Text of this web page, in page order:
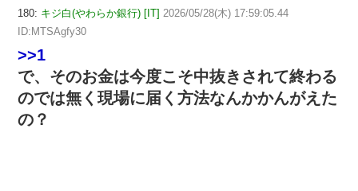
180: キジ白(やわらか銀行) [IT] 2026/05/28(木) 17:59:05.44
ID:MTSAgfy30
>>1
で、そのお金は今度こそ中抜きされて終わる
のでは無く現場に届く方法なんかかんがえた
の？